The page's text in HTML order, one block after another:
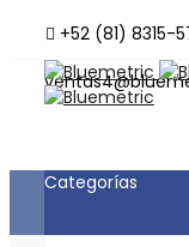
+52 (81) 8315-
Categorías